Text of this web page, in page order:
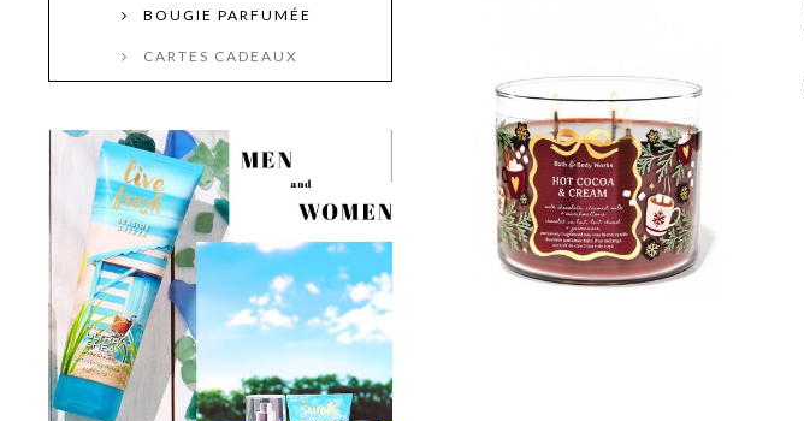
BOUGIE PARFUMÉE
CARTES CADEAUX